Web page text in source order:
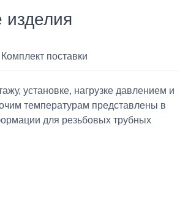
Комплект поставки
установке, нагрузке давлением и
температурам представлены в
для резьбовых трубных